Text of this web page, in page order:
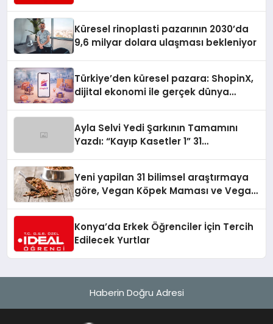
Küresel rinoplasti pazarının 2030’da
9,6 milyar dolara ulaşması bekleniyor
Türkiye’den küresel pazara: ShopinX,
dijital ekonomi ile gerçek dünya
Ayla Selvi Yedi Şarkının Tamamını
Yazdı: “Kayıp Kasetler 1” 31
Yeni yapilan 31 bilimsel araştırmaya
göre, Vegan Köpek Maması ve Vegan
Konya’da Erkek Öğrenciler İçin Tercih
Edilecek Yurtlar
Haberin Doğru Adresi